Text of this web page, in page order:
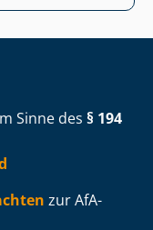
Sinne des § 194
zur AfA-